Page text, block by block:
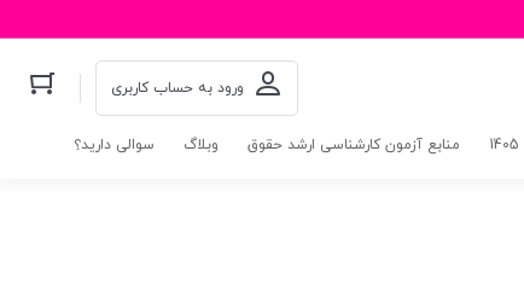
ورود به حساب کاربری
منابع آزمون کارشناسی ارشد حقوق وبلاگ سوالی دارید؟